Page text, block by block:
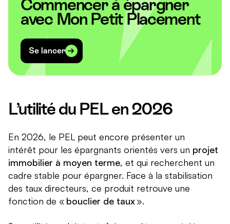
Commencer à épargner
avec Mon Petit Placement
Se lancer
L’utilité du PEL en 2026
En 2026, le PEL peut encore présenter un
intérêt pour les épargnants orientés vers un projet
immobilier à moyen terme, et qui recherchent un
cadre stable pour épargner. Face à la stabilisation
des taux directeurs, ce produit retrouve une
fonction de « bouclier de taux».